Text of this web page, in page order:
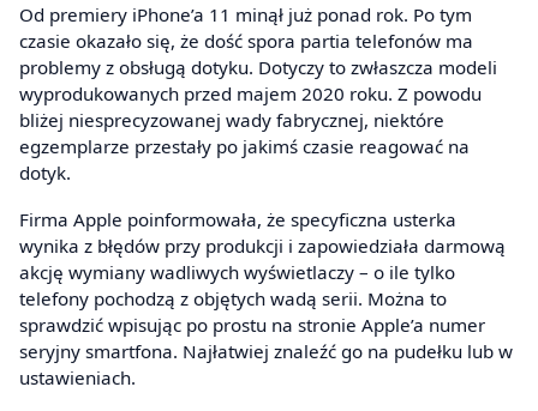
Od premiery iPhone’a 11 minął już ponad rok. Po tym
czasie okazało się, że dość spora partia telefonów ma
problemy z obsługą dotyku. Dotyczy to zwłaszcza modeli
wyprodukowanych przed majem 2020 roku. Z powodu
bliżej niesprecyzowanej wady fabrycznej, niektóre
egzemplarze przestały po jakimś czasie reagować na
dotyk.
Firma Apple poinformowała, że specyficzna usterka
wynika z błędów przy produkcji i zapowiedziała darmową
akcję wymiany wadliwych wyświetlaczy – o ile tylko
telefony pochodzą z objętych wadą serii. Można to
sprawdzić wpisując po prostu na stronie Apple’a numer
seryjny smartfona. Najłatwiej znaleźć go na pudełku lub w
ustawieniach.